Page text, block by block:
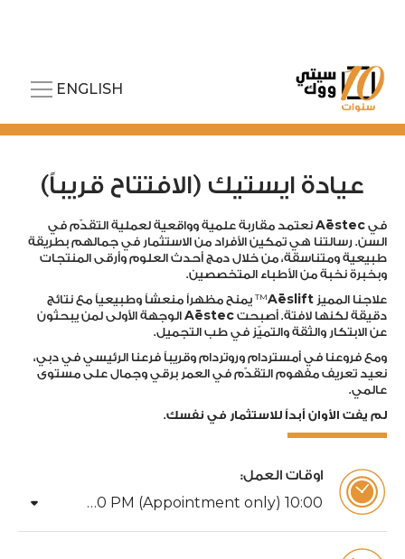
ENGLISH
اوقات العمل:
10:00
AM -
00 PM (Appointment only)
arrow_drop_down
عيادة ايستيك (الافتتاح قريباً)
في Aēstec نعتمد مقاربة علمية وواقعية لعملية التقدّم في
السن. رسالتنا هي تمكين الأفراد من الاستثمار في جمالهم بطريقة
طبيعية ومتناسقة، من خلال دمج أحدث العلوم وأرقى المنتجات
وبخبرة نخبة من الأطباء المتخصصين.
علاجنا المميز Aēslift™ يمنح مظهراً منعشاً وطبيعياً مع نتائج
دقيقة لكنها لافتة. أصبحت Aēstec الوجهة الأولى لمن يبحثون
عن الابتكار والثقة والتميّز في طب التجميل.
ومع فروعنا في أمستردام وروتردام وقريباً فرعنا الرئيسي في دبي،
نعيد تعريف مفهوم التقدّم في العمر برقي وجمال على مستوى
عالمي.
لم يفت الأوان أبداً للاستثمار في نفسك.